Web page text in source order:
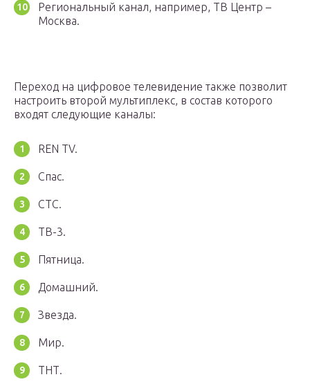
Региональный канал, например, ТВ Центр –
Москва.
Переход на цифровое телевидение также позволит
настроить второй мультиплекс, в состав которого
входят следующие каналы:
REN TV.
Спас.
СТС.
ТВ-3.
Пятница.
Домашний.
Звезда.
Мир.
ТНТ.